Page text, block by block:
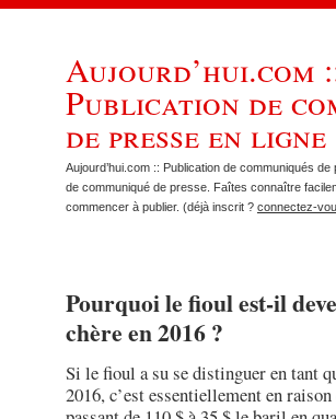
Aujourd’hui.com
Publication de
de presse en ligne
Aujourd’hui.com :: Publication de communiqués
de communiqué de presse. Faîtes connaître
commencer à publier. (déjà inscrit ? connectez-
Pourquoi le fioul est-il
chère en 2016 ?
Si le fioul a su se distinguer en tant
2016, c’est essentiellement en